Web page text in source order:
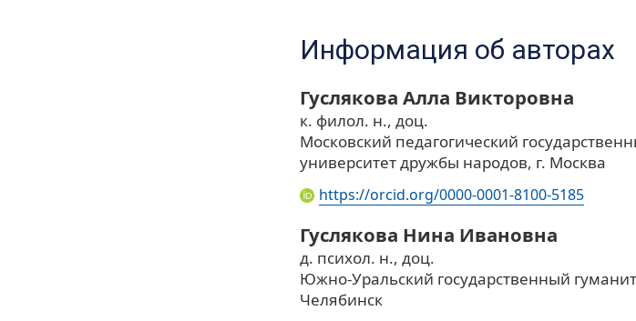
Информация об авторах
Гуслякова Алла Викторовна
к. филол. н., доц.
Московский педагогический
университет дружбы народов, г. Москва
https://orcid.org/0000-0001-8100-5185
Гуслякова Нина Ивановна
д. психол. н., доц.
Южно-Уральский государственный
Челябинск